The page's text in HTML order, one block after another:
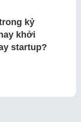
kỷ
khởi
startup?